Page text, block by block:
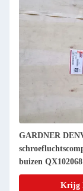
GARDNER
buizen QX102068
Krijg